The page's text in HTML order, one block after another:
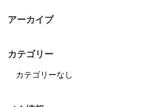
アーカイブ
カテゴリー
カテゴリーなし